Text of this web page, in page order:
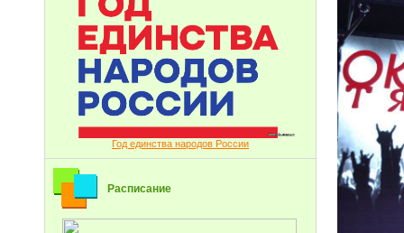
Год единства народов России
Расписание